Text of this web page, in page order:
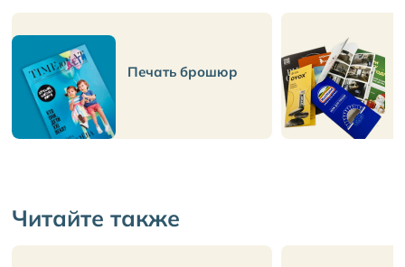
Печать брошюр
Читайте также